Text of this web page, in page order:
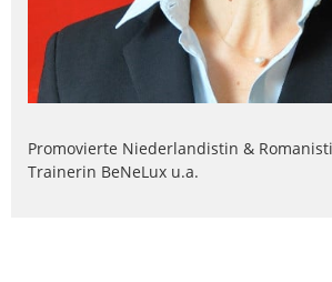
Promovierte Niederlandistin &
Trainerin BeNeLux u.a.